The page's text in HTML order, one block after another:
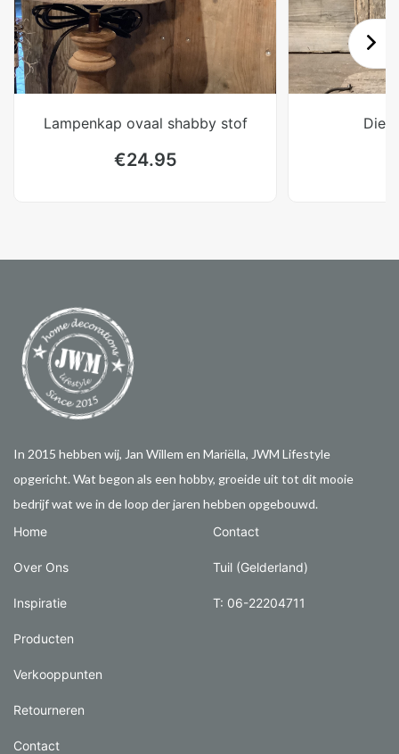
Lampenkap ovaal shabby stof
€24.95
In 2015 hebben wij, Jan Willem en Mariëlla, JWM Lifestyle
opgericht. Wat begon als een hobby, groeide uit tot dit mooie
bedrijf wat we in de loop der jaren hebben opgebouwd.
Home
Over Ons
Inspiratie
Producten
Verkooppunten
Retourneren
Contact
Contact
Tuil (Gelderland)
T: 06-22204711